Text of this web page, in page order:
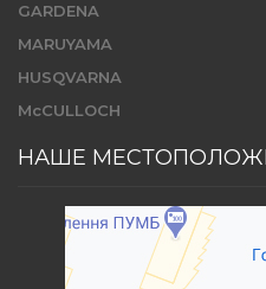
GARDENA
MARUYAMA
HUSQVARNA
McCULLOCH
НАШЕ